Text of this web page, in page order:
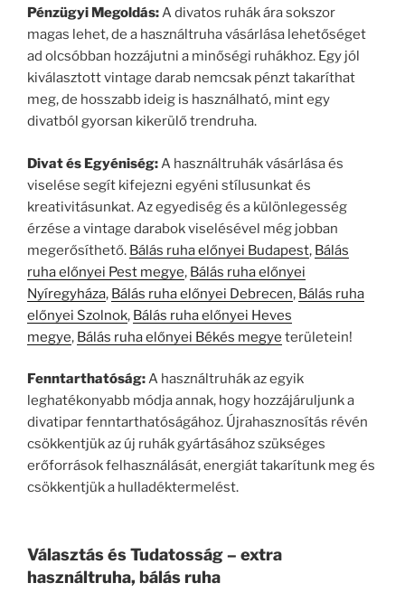
Pénzügyi Megoldás:A divatos ruhák ára sokszor
magas lehet, de a használtruha vásárlása lehetőséget
ad olcsóbban hozzájutni a minőségi ruhákhoz. Egy jól
kiválasztott vintage darab nemcsak pénzt takaríthat
meg, de hosszabb ideig is használható, mint egy
divatból gyorsan kikerülő trendruha.
Divat és Egyéniség:A használtruhák vásárlása és
viselése segít kifejezni egyéni stílusunkat és
kreativitásunkat. Az egyediség és a különlegesség
érzése a vintage darabok viselésével még jobban
megerősíthető. Bálás ruha előnyei Budapest, Bálás
ruha előnyei Pest megye, Bálás ruha előnyei
Nyíregyháza, Bálás ruha előnyei Debrecen, Bálás ruha
előnyei Szolnok, Bálás ruha előnyei Heves
megye, Bálás ruha előnyei Békés megye területein!
Fenntarthatóság:A használtruhák az egyik
leghatékonyabb módja annak, hogy hozzájáruljunk a
divatipar fenntarthatóságához. Újrahasznosítás révén
csökkentjük az új ruhák gyártásához szükséges
erőforrások felhasználását, energiát takarítunk meg és
csökkentjük a hulladéktermelést.
Választás és Tudatosság – extra
használtruha, bálás ruha